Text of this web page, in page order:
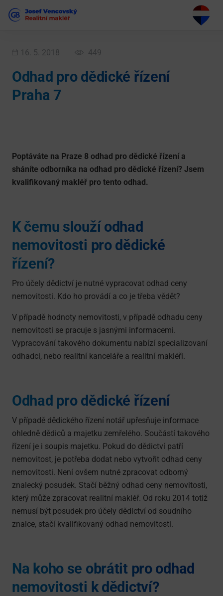
16. 5. 2018 449
Odhad pro dědické řízení
Praha 7
Poptáváte na Praze 8 odhad pro dědické řízení a
sháníte odborníka na odhad pro dědické řízení? Jsem
kvalifikovaný makléř pro tento odhad.
K čemu slouží odhad
nemovitosti pro dědické
řízení?
Pro účely dědictví je nutné vypracovat odhad ceny
nemovitosti. Kdo ho provádí a co je třeba vědět?
V případě hodnoty nemovitosti, v případě odhadu ceny
nemovitosti se pracuje s jasnými informacemi.
Vypracování takového dokumentu nabízí specializovaní
odhadci, nebo realitní kanceláře a realitní makléři.
Odhad pro dědické řízení
V případě dědického řízení notář upřesňuje informace
ohledně dědiců a majetku zemřelého. Součástí takového
řízení je i soupis majetku. Pokud do dědictví patří
nemovitost, je potřeba dodat nebo vytvořit odhad ceny
nemovitosti. Není ovšem nutné zpracovat odborný
znalecký posudek. Stačí běžný odhad ceny nemovitosti,
který může zpracovat realitní makléř. Od roku 2014 totiž
nemusí být posudek pro účely dědictví od soudního
znalce, stačí kvalifikovaný odhad nemovitosti.
Na koho se obrátit pro odhad
nemovitosti k dědictví?